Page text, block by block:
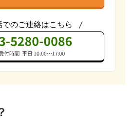
でのご連絡はこちら